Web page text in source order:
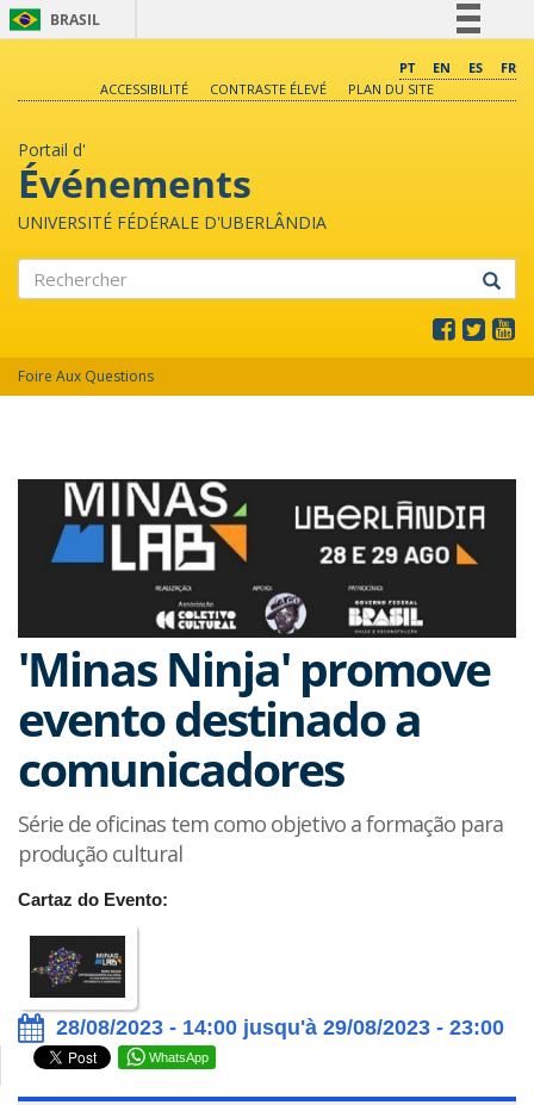
BRASIL
Comunica BR
PT EN ES
FR
ACCESSIBILITÉ
CONTRASTE ÉLEVÉ PLAN DU SITE
Portail d'
Événements
UNIVERSITÉ FÉDÉRALE D'UBERLÂNDIA
Foire Aux Questions
'Minas Ninja' promove
evento destinado a
comunicadores
Série de oficinas tem como objetivo a formação para
produção cultural
Cartaz do Evento:
28/08/2023 - 14:00 jusqu'à 29/08/2023 - 23:00
WhatsApp